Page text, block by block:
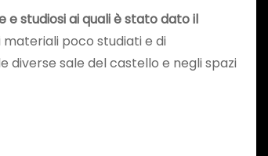
e studiosi ai quali è stato dato il
poco studiati e di
diverse sale del castello e negli spazi